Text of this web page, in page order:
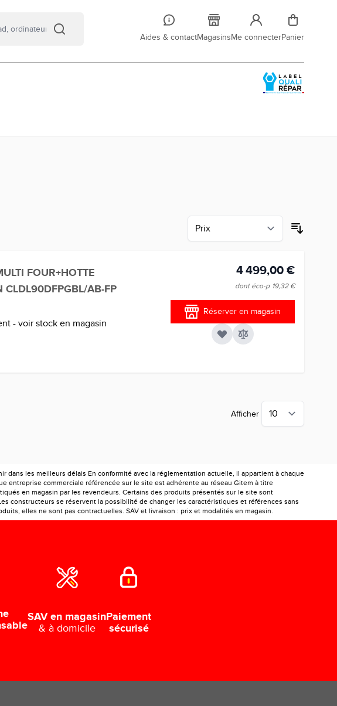
Aides & contactMagasinsMe connecterPanier
FOUR+HOTTE
CLDL90DFPGBL/AB-FP
- voir stock en magasin
4 499,00 €
dont éco-p 19,32 €
Réserver en magasin
Afficher
les meilleurs délais En conformité avec la réglementation actuelle, il appartient à chaque
entreprise commerciale référencée sur le site est adhérente au réseau Gitem à titre
en magasin par les revendeurs. Certains des produits présentés sur le site sont
constructeurs se réservent la possibilité de changer les caractéristiques et références sans
elles ne sont pas contractuelles. SAV et livraison : prix et modalités en magasin.
SAV en magasin
& à domicile
Paiement
sécurisé